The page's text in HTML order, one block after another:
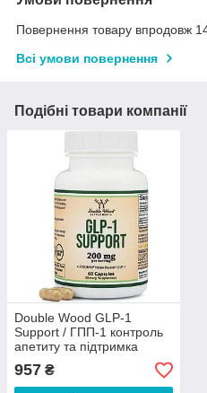
Повернення товару впродовж
Всі умови повернення
Подібні товари компанії
Double Wood GLP-1
Support / ГПП-1 контроль
апетиту та підтримка
зниження ваги 200 мг 60
капсул
957 ₴